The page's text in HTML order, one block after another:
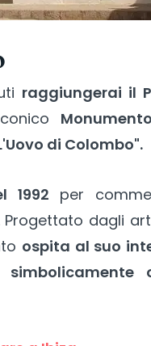
raggiungerai il
di Colombo".
1992 per
Progettato dagli
ospita al suo
simbolicamente